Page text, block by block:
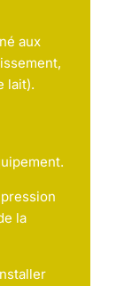
aux
lait).
la